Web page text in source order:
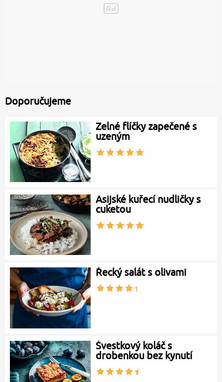
Doporučujeme
Zelné flíčky zapečené s
uzeným
Asijské kuřecí nudličky s
cuketou
Řecký salát s olivami
Švestkový koláč s
drobenkou bez kynutí